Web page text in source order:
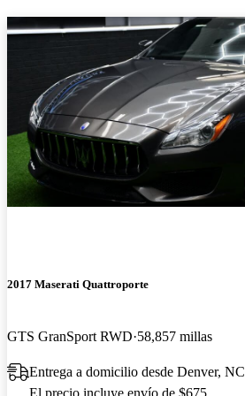
2017 Maserati Quattroporte
GTS GranSport RWD 58,857 millas
Entrega a domicilio desde Denver, NC